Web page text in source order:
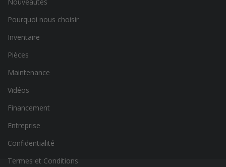
Pourquoi nous choisir
Inventaire
Pièces
Maintenance
Vidéos
Financement
Entreprise
Confidentialité
Termes et Conditions